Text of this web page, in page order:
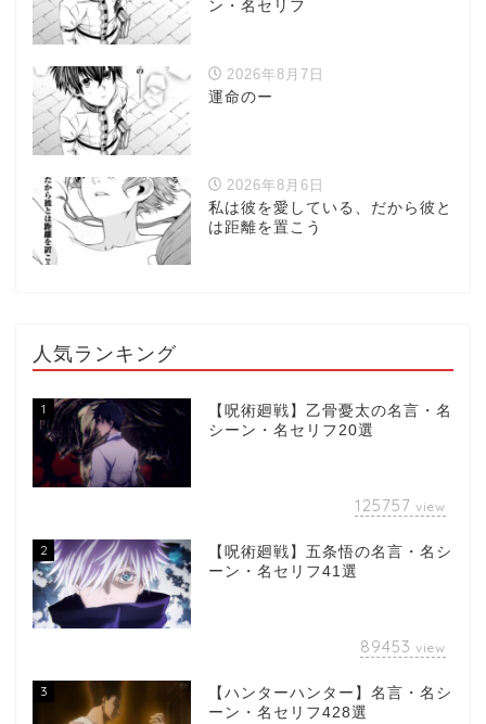
ン・名セリフ
2026年8月7日
運命のー
2026年8月6日
私は彼を愛している、だから彼と
は距離を置こう
人気ランキング
1
【呪術廻戦】乙骨憂太の名言・名
シーン・名セリフ20選
125757 view
2
【呪術廻戦】五条悟の名言・名シ
ーン・名セリフ41選
89453 view
3
【ハンターハンター】名言・名シ
ーン・名セリフ428選